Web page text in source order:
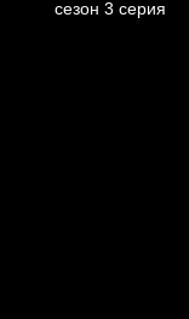
cезон 3 cерия